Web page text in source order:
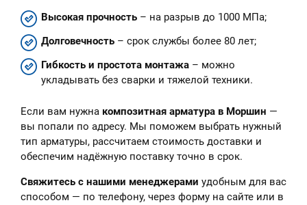
Высокая прочность – на разрыв до 1000 МПа;
Долговечность – срок службы более 80 лет;
Гибкость и простота монтажа – можно
укладывать без сварки и тяжелой техники.
Если вам нужна композитная арматура в Моршин —
вы попали по адресу. Мы поможем выбрать нужный
тип арматуры, рассчитаем стоимость доставки и
обеспечим надёжную поставку точно в срок.
Свяжитесь с нашими менеджерами удобным для вас
способом — по телефону, через форму на сайте или в